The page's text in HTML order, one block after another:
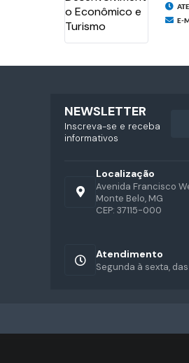
E-
Localização
Avenida Francisco
Monte Belo, MG
CEP: 37115-000
Atendimento
Segunda à sexta,
NEWSLETTER
Inscreva-se e receba
informativos